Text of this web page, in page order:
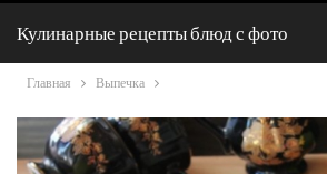
Кулинарные рецепты блюд с фото
Главная Выпечка